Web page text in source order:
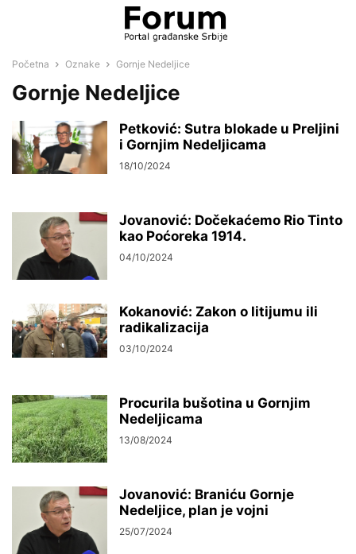
Početna Oznake Gornje Nedeljice
Gornje Nedeljice
Petković: Sutra blokade u Preljini
i Gornjim Nedeljicama
18/10/2024
Jovanović: Dočekaćemo Rio Tinto
kao Poćoreka 1914.
04/10/2024
Kokanović: Zakon o litijumu ili
radikalizacija
03/10/2024
Procurila bušotina u Gornjim
Nedeljicama
13/08/2024
Jovanović: Braniću Gornje
Nedeljice, plan je vojni
25/07/2024